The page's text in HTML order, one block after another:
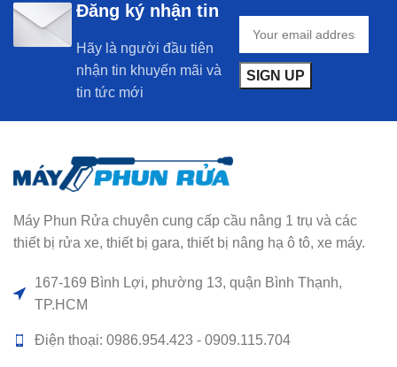
Đăng ký nhận tin
Hãy là người đầu tiên
nhận tin khuyến mãi và
tin tức mới
Máy Phun Rửa chuyên cung cấp cầu nâng 1 trụ và các
thiết bị rửa xe, thiết bị gara, thiết bị nâng hạ ô tô, xe máy.
167-169 Bình Lợi, phường 13, quận Bình Thạnh,
TP.HCM
Điện thoại: 0986.954.423 - 0909.115.704